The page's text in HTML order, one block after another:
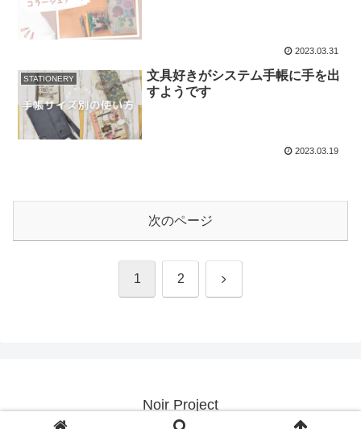
2023.03.31
STATIONERY
文具好きがシステム手帳に手を出
すようです
2023.03.19
次のページ
1 2 次
Noir Project